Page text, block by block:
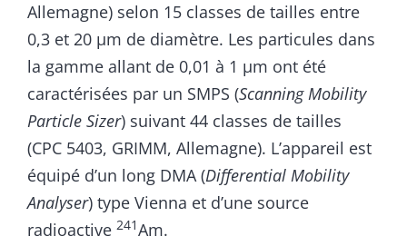
Allemagne) selon 15 classes de tailles entre
0,3 et 20 µm de diamètre. Les particules dans
la gamme allant de 0,01 à 1 µm ont été
caractérisées par un SMPS (Scanning Mobility
Particle Sizer) suivant 44 classes de tailles
(CPC 5403, GRIMM, Allemagne). L’appareil est
équipé d’un long DMA (Differential Mobility
Analyser) type Vienna et d’une source
radioactive 241Am.